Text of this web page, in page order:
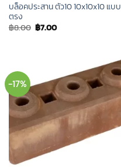
บล็อคประสาน ตัว10 10x10x10 แบบ
ตรง
฿8.00 Original
price
฿7.00Current
price
-17%